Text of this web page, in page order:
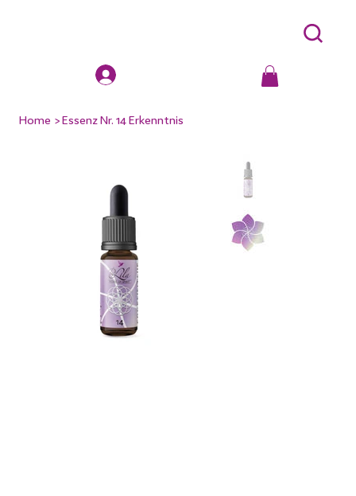
Home >Essenz Nr. 14 Erkenntnis